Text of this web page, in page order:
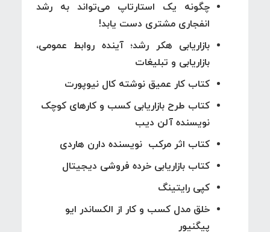
چگونه یک استارتاپ می‌تواند به رشد
انفجاری مشتری دست یابد!
بازاریابی هکر رشد؛ آینده روابط عمومی،
بازاریابی و تبلیغات
کتاب کار عمیق نوشته کال نیوپورت
کتاب طرح بازاریابی کسب و کارهای کوچک
نویسنده آلن دیب
کتاب اثر مرکب نویسنده دارن هاردی
کتاب بازاریابی خرده فروشی دیجیتال
کپی رایتینگ
خلق مدل کسب و کار از الکساندر ایو
پیگنیور